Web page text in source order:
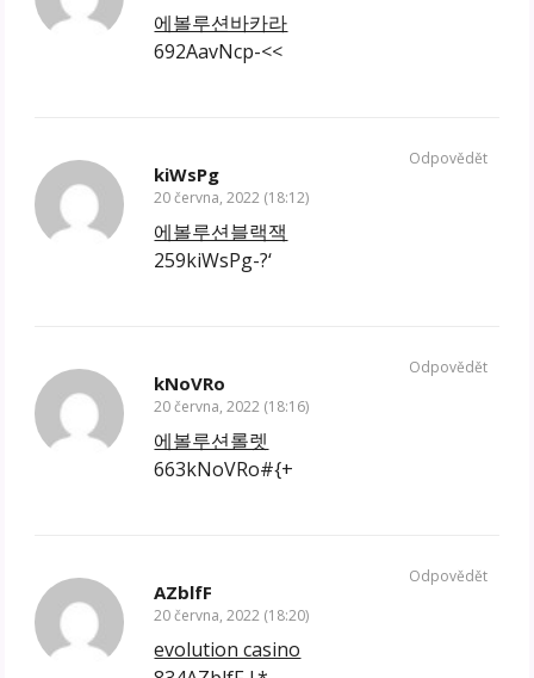
에볼루션바카라
692AavNcp-<<
kiWsPg
20 června, 2022 (18:12)
에볼루션블랙잭
259kiWsPg-?‘
Odpovědět
kNoVRo
20 června, 2022 (18:16)
에볼루션롤렛
663kNoVRo#{+
Odpovědět
AZblfF
20 června, 2022 (18:20)
evolution casino
Odpovědět